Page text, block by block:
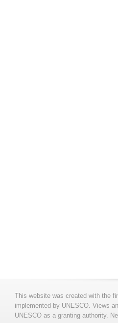
This website was created with the
implemented by UNESCO. Views
UNESCO as a granting authority.